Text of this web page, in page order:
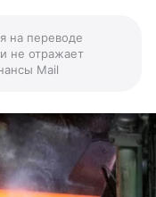
на переводе
не отражает
Mail